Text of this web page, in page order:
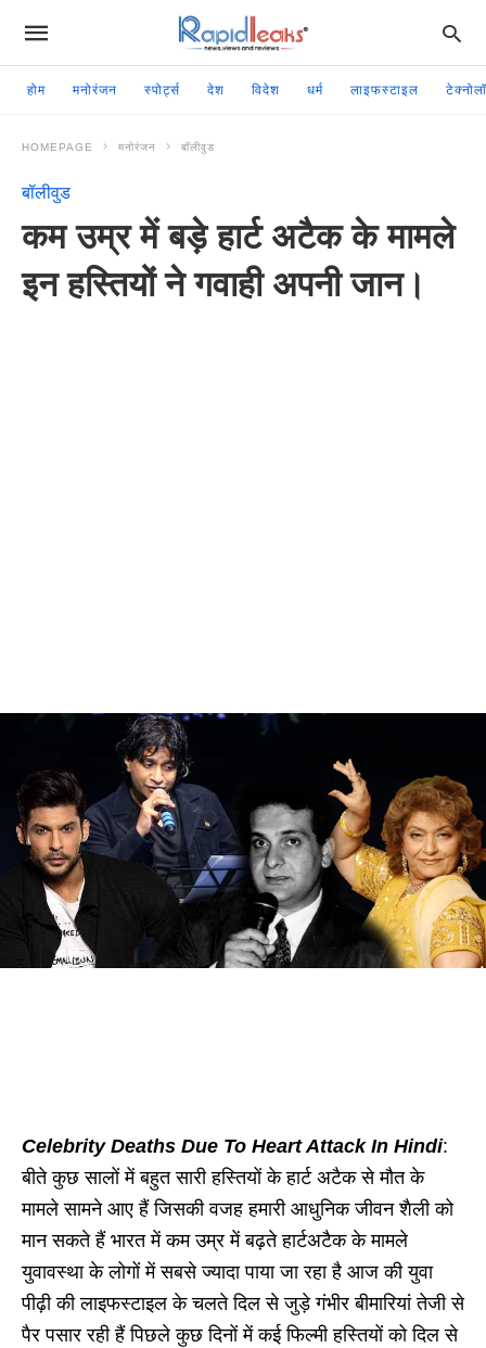
होम मनोरंजन स्पोर्ट्स देश विदेश धर्म लाइफस्टाइल
HOMEPAGE मनोरंजन बॉलीवुड
बॉलीवुड
कम उम्र में बड़े हार्ट अटैक के मामले
इन हस्तियों ने गवाही अपनी जान।
Celebrity Deaths Due To Heart Attack In Hindi:
बीते कुछ सालों में बहुत सारी हस्तियों के हार्ट अटैक से मौत के
मामले सामने आए हैं जिसकी वजह हमारी आधुनिक जीवन शैली को
मान सकते हैं भारत में कम उम्र में बढ़ते हार्टअटैक के मामले
युवावस्था के लोगों में सबसे ज्यादा पाया जा रहा है आज की युवा
पीढ़ी की लाइफस्टाइल के चलते दिल से जुड़े गंभीर बीमारियां तेजी से
पैर पसार रही हैं पिछले कुछ दिनों में कई फिल्मी हस्तियों को दिल से